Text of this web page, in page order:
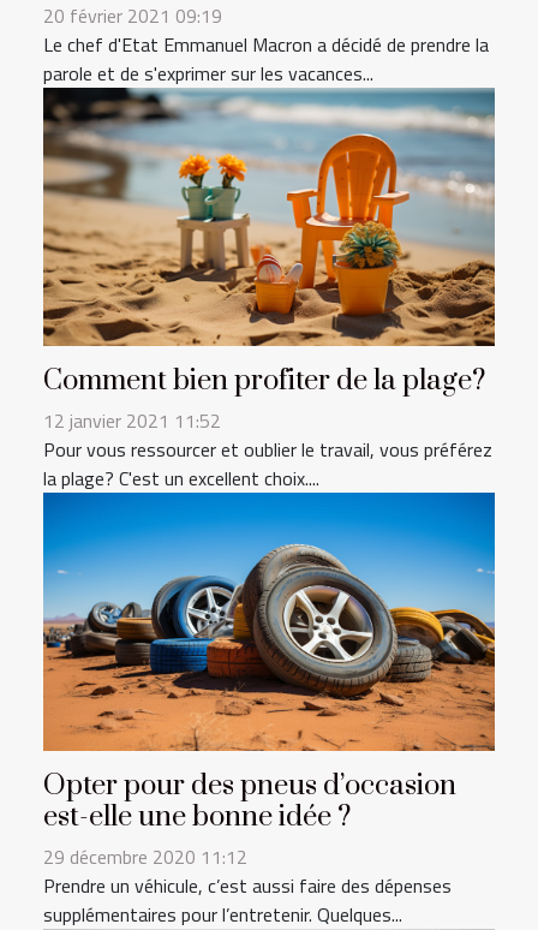
20 février 2021 09:19
Le chef d'Etat Emmanuel Macron a décidé de prendre la
parole et de s'exprimer sur les vacances...
Comment bien profiter de la plage?
12 janvier 2021 11:52
Pour vous ressourcer et oublier le travail, vous préférez
la plage? C'est un excellent choix....
Opter pour des pneus d’occasion
est-elle une bonne idée ?
29 décembre 2020 11:12
Prendre un véhicule, c’est aussi faire des dépenses
supplémentaires pour l’entretenir. Quelques...